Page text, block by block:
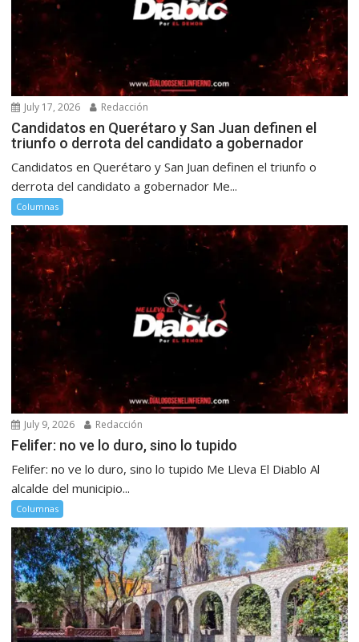
July 17, 2026 Redacción
Candidatos en Querétaro y San Juan definen el
triunfo o derrota del candidato a gobernador
Candidatos en Querétaro y San Juan definen el triunfo o
derrota del candidato a gobernador Me...
Columnas
July 9, 2026 Redacción
Felifer: no ve lo duro, sino lo tupido
Felifer: no ve lo duro, sino lo tupido Me Lleva El Diablo Al
alcalde del municipio...
Columnas